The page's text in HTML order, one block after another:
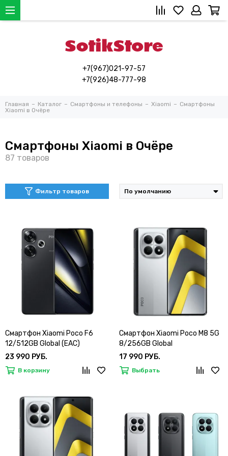
+7(967)021-97-57
+7(926)48-777-98
Главная Каталог Смартфоны и телефоны Xiaomi
Смартфоны
Xiaomi в Очёре
Смартфоны Xiaomi в Очёре
Фильтр товаров
Смартфон Xiaomi Poco F6
12/512GB Global (EAC)
23 990 РУБ.
В корзину
Смартфон Xiaomi Poco M8 5G
8/256GB Global
17 990 РУБ.
Выбрать